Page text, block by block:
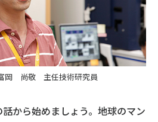
岡 尚敬 主任技術研究員
から始めましょう。地球のマン